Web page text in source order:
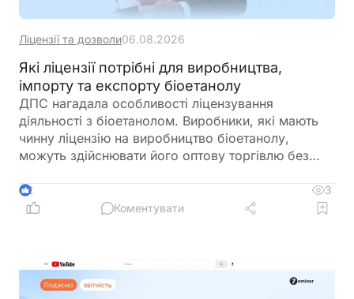
Ліцензії та дозволи06.08.2026
Які ліцензії потрібні для виробництва,
імпорту та експорту біоетанолу
ДПС нагадала особливості ліцензування
діяльності з біоетанолом. Виробники, які мають
чинну ліцензію на виробництво біоетанолу,
можуть здійснювати його оптову торгівлю без
імпорту, експорту та інших операцій із
біоетанолом закон встановлює окремі вимоги, а
2
3
Коментувати